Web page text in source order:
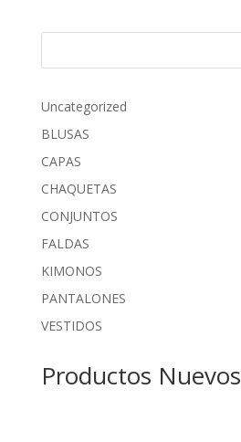
Uncategorized
BLUSAS
CAPAS
CHAQUETAS
CONJUNTOS
FALDAS
KIMONOS
PANTALONES
VESTIDOS
Productos Nuevos